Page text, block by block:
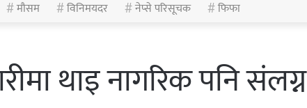
मौसम विनिमयदर नेप्से परिसूचक फिफा
थाइ नागरिक पनि संलग्न